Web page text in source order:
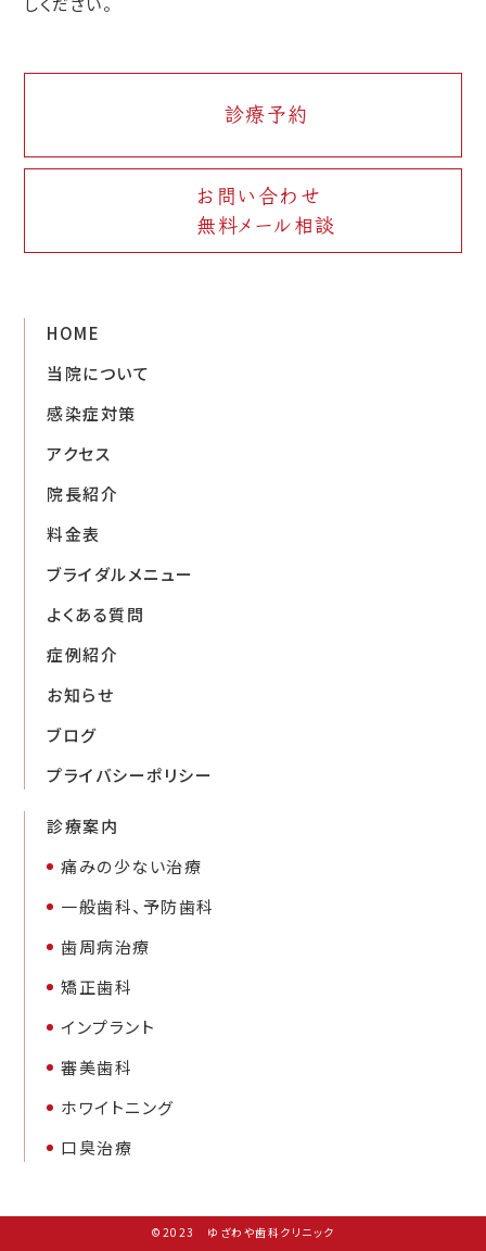
診療予約
お問い合わせ
無料メール相談
HOME
当院について
感染症対策
アクセス
院長紹介
料金表
ブライダルメニュー
よくある質問
症例紹介
お知らせ
ブログ
プライバシーポリシー
診療案内
痛みの少ない治療
一般歯科、予防歯科
歯周病治療
矯正歯科
インプラント
審美歯科
ホワイトニング
口臭治療
©2023 ゆざわや歯科クリニック